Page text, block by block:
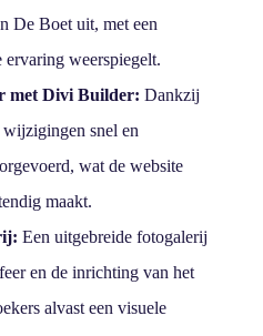
De Boet uit, met een
weerspiegelt.
met Divi Builder: Dankzij
snel en
wat de website
maakt.
Een uitgebreide fotogalerij
en de inrichting van het
alvast een visuele